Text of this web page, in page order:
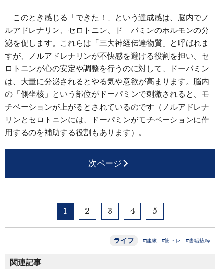
このとき感じる「できた！」という達成感は、脳内でノ
ルアドレナリン、セロトニン、ドーパミンのホルモンの分
泌を促します。これらは「三大神経伝達物質」と呼ばれま
すが、ノルアドレナリンが不快感を避ける役割を担い、セ
ロトニンが心の安定や調整を行うのに対して、ドーパミン
は、大量に分泌されるとやる気や意欲が高まります。脳内
の「側坐核」という部位がドーパミンで刺激されると、モ
チベーションが上がるとされているのです（ノルアドレナ
リンとセロトニンには、ドーパミンがモチベーションに作
用するのを補助する役割もあります）。
次ページ
1 2 3 4 5
ライフ #健康 #筋トレ #書籍抜粋
関連記事